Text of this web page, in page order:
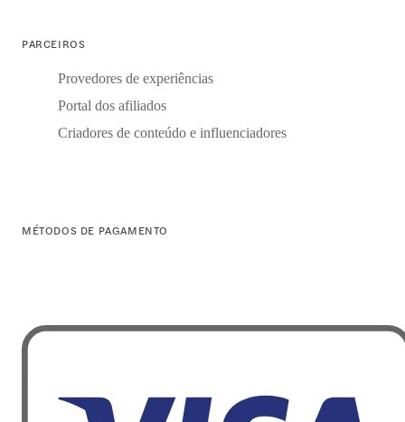
PARCEIROS
Provedores de experiências
Portal dos afiliados
Criadores de conteúdo e influenciadores
MÉTODOS DE PAGAMENTO